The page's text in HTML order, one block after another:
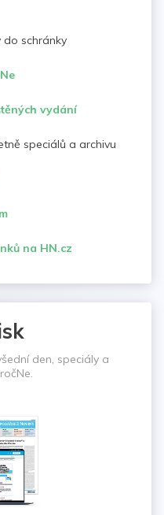
do schránky
vydání
speciálů a archivu
na HN.cz
den, speciály a